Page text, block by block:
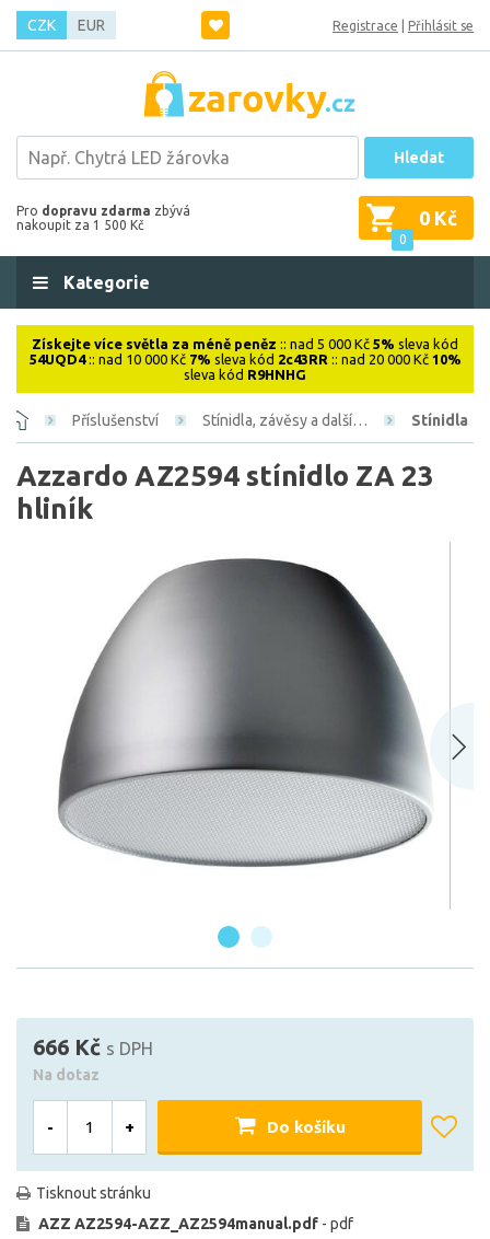
CZK EUR Registrace Přihlásit se
Hledat
Pro dopravu zdarma zbývá
nakoupit za 1 500 Kč
0
0 Kč
Kategorie
Získejte více světla za méně peněz :: nad 5 000 Kč 5% sleva kód
54UQD4:: nad 10 000 Kč 7% sleva kód 2c43RR :: nad 20 000 Kč 10%
sleva kód R9HNHG
Příslušenství Stínidla, závěsy a další… Stínidla
Azzardo AZ2594 stínidlo ZA 23
hliník
666 Kč s DPH
Na dotaz
- + Do košíku
Tisknout stránku
AZZ AZ2594-AZZ_AZ2594manual.pdf - pdf